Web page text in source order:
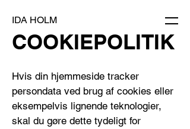
IDA HOLM
COOKIEPOLITIK
Hvis din hjemmeside tracker
persondata ved brug af cookies eller
eksempelvis lignende teknologier,
skal du gøre dette tydeligt for